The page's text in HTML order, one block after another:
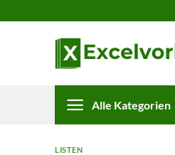
Inhalt
Alle Kategorien
LISTEN